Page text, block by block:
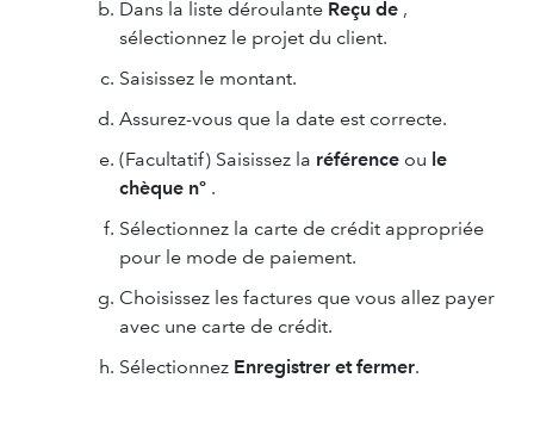
Dans la liste déroulante Reçu de ,
sélectionnez le projet du client.
Saisissez le montant.
Assurez-vous que la date est correcte.
(Facultatif) Saisissez la référence ou le
chèque nº .
Sélectionnez la carte de crédit appropriée
pour le mode de paiement.
Choisissez les factures que vous allez payer
avec une carte de crédit.
Sélectionnez Enregistrer et fermer.